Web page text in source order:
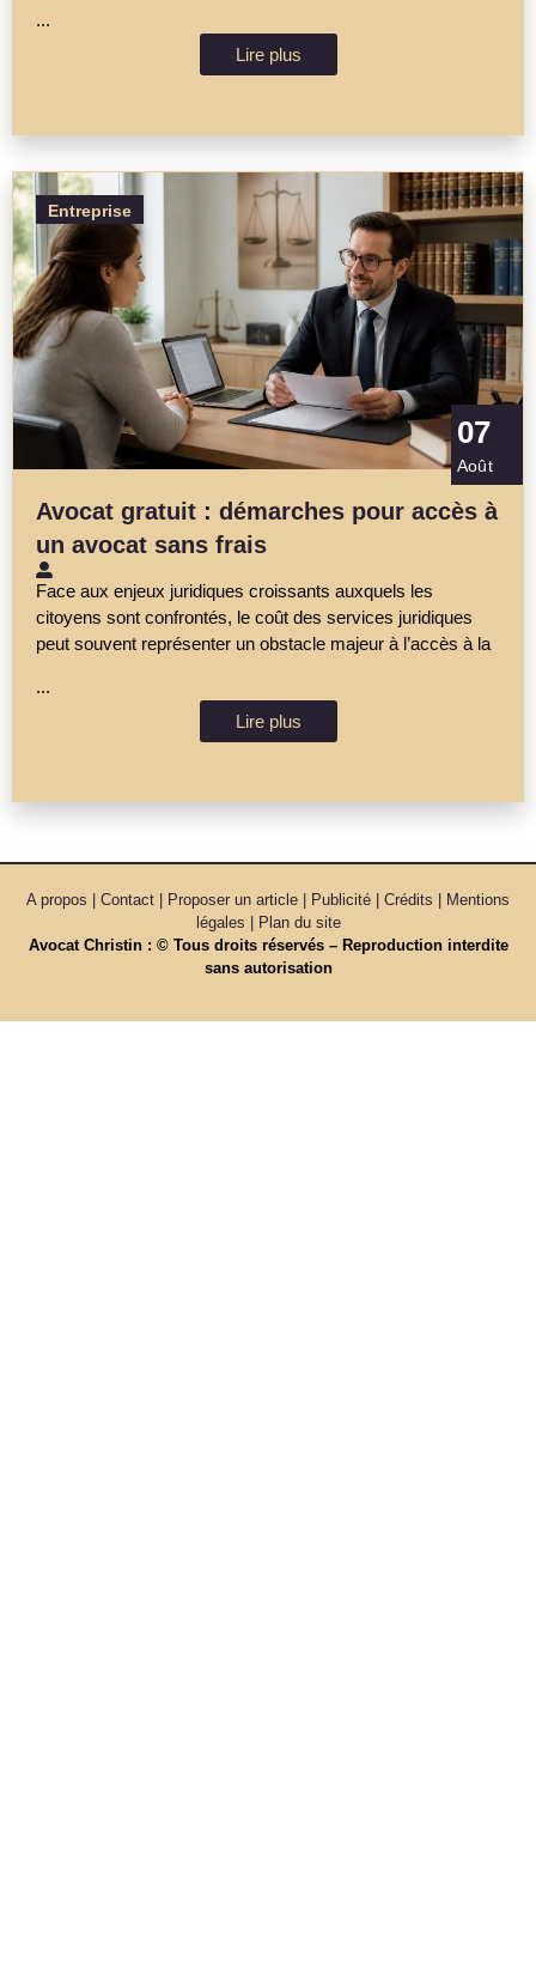
...
Lire plus
Entreprise
07
Août
Avocat gratuit : démarches pour accès à
un avocat sans frais
Face aux enjeux juridiques croissants auxquels les
citoyens sont confrontés, le coût des services juridiques
peut souvent représenter un obstacle majeur à l’accès à la
...
Lire plus
A propos | Contact | Proposer un article | Publicité | Crédits | Mentions
légales |
Plan du site
Avocat Christin : © Tous droits réservés – Reproduction interdite
sans autorisation